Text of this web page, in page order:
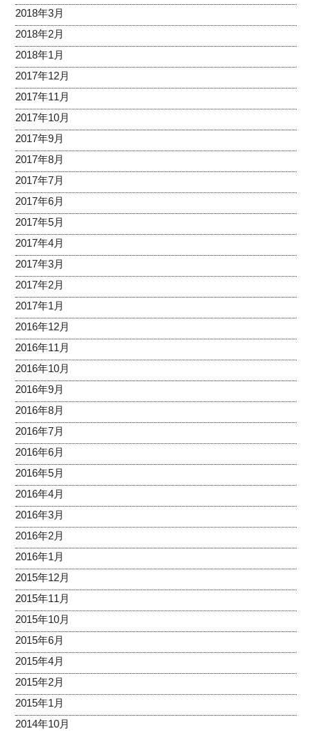
2018年3月
2018年2月
2018年1月
2017年12月
2017年11月
2017年10月
2017年9月
2017年8月
2017年7月
2017年6月
2017年5月
2017年4月
2017年3月
2017年2月
2017年1月
2016年12月
2016年11月
2016年10月
2016年9月
2016年8月
2016年7月
2016年6月
2016年5月
2016年4月
2016年3月
2016年2月
2016年1月
2015年12月
2015年11月
2015年10月
2015年6月
2015年4月
2015年2月
2015年1月
2014年10月